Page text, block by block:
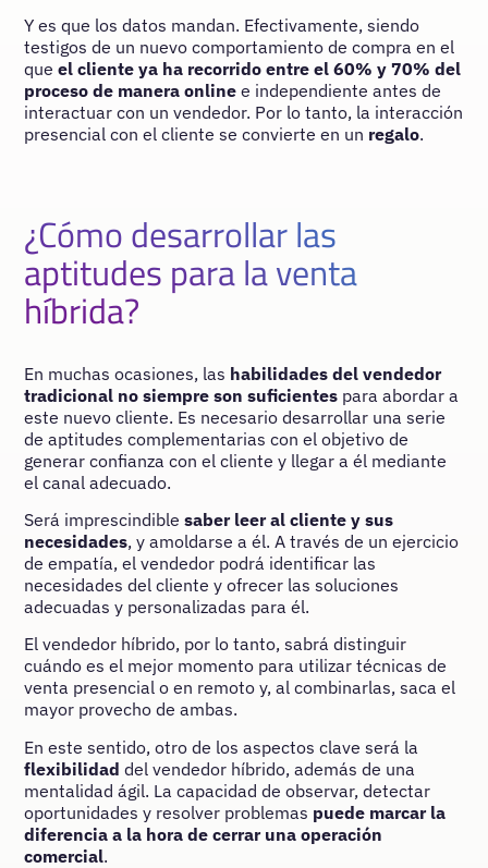
Y es que los datos mandan. Efectivamente, siendo
testigos de un nuevo comportamiento de compra en el
queel cliente ya ha recorrido entre el 60% y 70% del
proceso de manera online e independiente antes de
interactuar con un vendedor. Por lo tanto, la interacción
presencial con el cliente se convierte en un regalo.
¿Cómo desarrollar las
aptitudes para la venta
híbrida?
En muchas ocasiones, las habilidades del vendedor
tradicional no siempre son suficientes para abordar a
este nuevo cliente. Es necesario desarrollar una serie
de aptitudes complementarias con el objetivo de
generar confianza con el cliente y llegar a él mediante
el canal adecuado.
Será imprescindiblesaber leer al cliente y sus
necesidades, y amoldarse a él. A través de un ejercicio
de empatía, el vendedor podrá identificar las
necesidades del cliente y ofrecer las soluciones
adecuadas y personalizadas para él.
El vendedor híbrido, por lo tanto, sabrá distinguir
cuándo es el mejor momento para utilizar técnicas de
venta presencial o en remoto y, al combinarlas, saca el
mayor provecho de ambas.
En este sentido, otro de los aspectos clave será la
flexibilidad del vendedor híbrido, además de una
mentalidad ágil. La capacidad de observar, detectar
oportunidades y resolver problemas puede marcar la
diferencia a la hora de cerrar una operación
comercial.